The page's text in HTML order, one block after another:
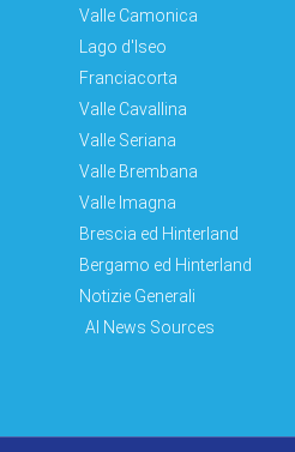
Valle Camonica
Lago d'Iseo
Franciacorta
Valle Cavallina
Valle Seriana
Valle Brembana
Valle Imagna
Brescia ed Hinterland
Bergamo ed Hinterland
Notizie Generali
AI News Sources